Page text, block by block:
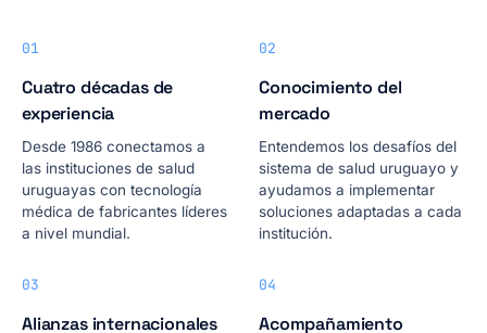
01
Cuatro décadas de
experiencia
Desde 1986 conectamos a
las instituciones de salud
uruguayas con tecnología
médica de fabricantes líderes
a nivel mundial.
02
Conocimiento del
mercado
Entendemos los desafíos del
sistema de salud uruguayo y
ayudamos a implementar
soluciones adaptadas a cada
institución.
03
Alianzas internacionales
04
Acompañamiento